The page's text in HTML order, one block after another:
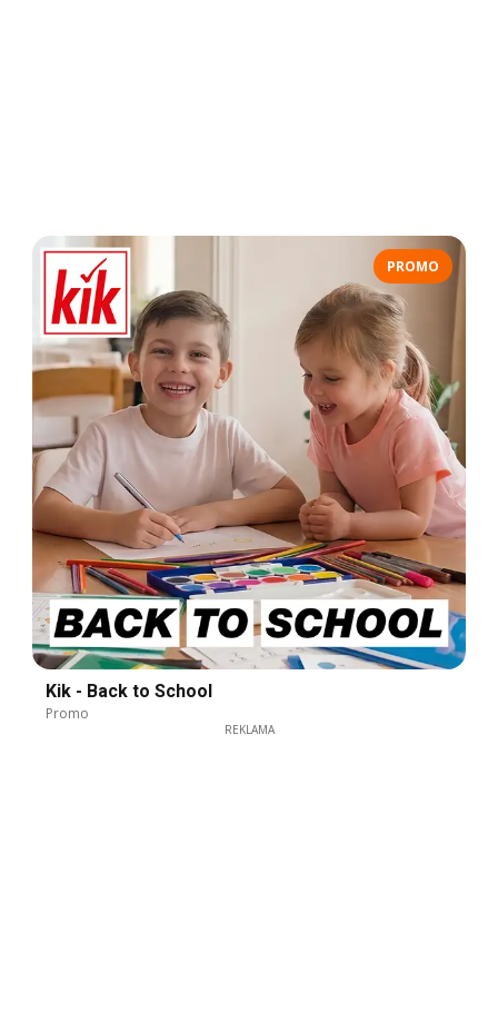
PROMO
Kik - Back to School
Promo
REKLAMA